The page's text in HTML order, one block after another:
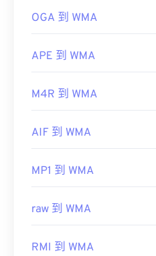
OGA 到 WMA
APE 到 WMA
M4R 到 WMA
AIF 到 WMA
MP1 到 WMA
raw 到 WMA
RMI 到 WMA